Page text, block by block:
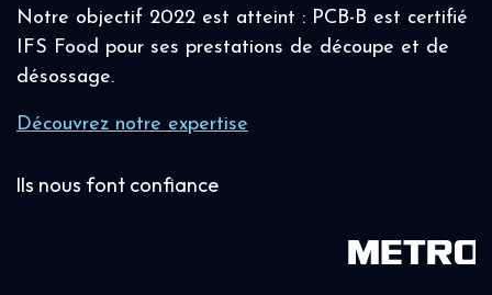
Notre objectif 2022 est atteint : PCB-B est certifié
IFS Food pour ses prestations de découpe et de
désossage.
Découvrez notre expertise
Ils nous font confiance